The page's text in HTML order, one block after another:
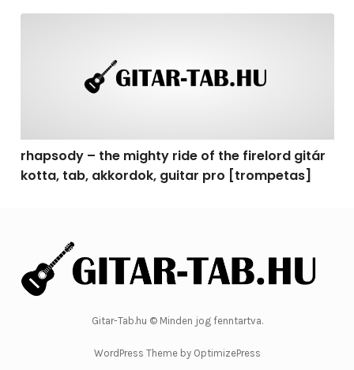
rhapsody – the mighty ride of the firelord gitár
kotta, tab, akkordok, guitar pro [trompetas]
Gitar-Tab.hu © Minden jog fenntartva.
WordPress Theme by OptimizePress